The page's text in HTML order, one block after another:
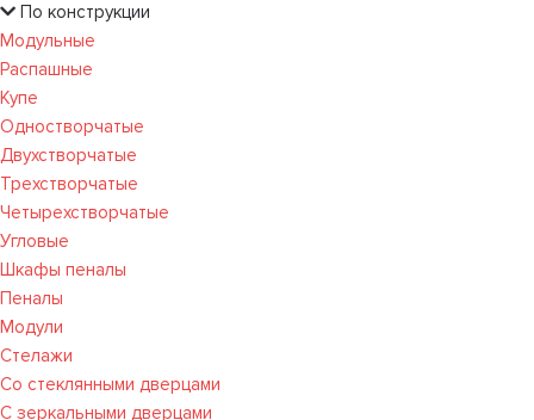
По конструкции
Модульные
Распашные
Купе
Одностворчатые
Двухстворчатые
Трехстворчатые
Четырехстворчатые
Угловые
Шкафы пеналы
Пеналы
Модули
Стелажи
Со стеклянными дверцами
С зеркальными дверцами